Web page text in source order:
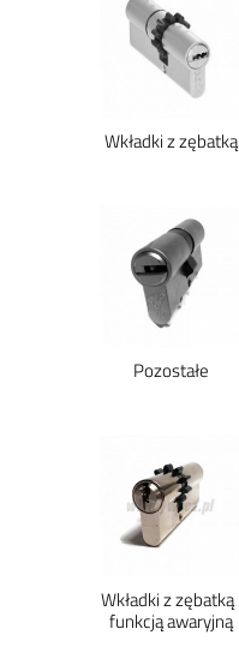
Wkładki z zębatką
Pozostałe
Wkładki z zębatką i
funkcją awaryjną